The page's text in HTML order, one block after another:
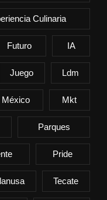
Culinaria
Futuro IA
Juego Ldm
México Mkt
Parques
Pride
Tecate